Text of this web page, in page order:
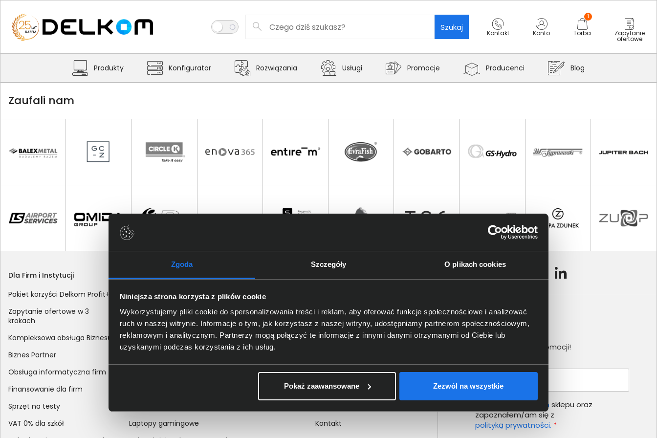
Zgoda Szczegóły O plikach cookies
Niniejsza strona korzysta z plików cookie
Wykorzystujemy pliki cookie do spersonalizowania treści i reklam, aby oferować funkcje społecznościowe i analizować
ruch w naszej witrynie. Informacje o tym, jak korzystasz z naszej witryny, udostępniamy partnerom społecznościowym,
reklamowym i analitycznym. Partnerzy mogą połączyć te informacje z innymi danymi otrzymanymi od Ciebie lub
uzyskanymi podczas korzystania z ich usług.
Pokaż zaawansowane Zezwól na wszystkie
Szukaj
Kontakt Konto
1
Torba Zapytanie
ofertowe
Produkty Konfigurator Rozwiązania Usługi Promocje Producenci Blog
Zaufali nam
Dla Firm i Instytucji
Pakiet korzyści Delkom Profit+
Zapytanie ofertowe w 3
krokach
Kompleksowa obsługa Biznesu
Biznes Partner
Obsługa informatyczna firm
Finansowanie dla firm
Sprzęt na testy
VAT 0% dla szkół
Zakupy
Sposoby dostawy
Metody płatności
Zakup z dofinansowaniem
Odroczony termin płatności
Korekta danych nabywcy na dokumencie
Laptopy gamingowe
Certyfikaty i autoryzacje
Nagrody i wyróżnienia
Polityka prywatności
wewnętrznych
Kontakt
Newsletter
Nie przegap żadnej promocji!
regulamin sklepu oraz
zapoznałem/am się z
polityką prywatności. *